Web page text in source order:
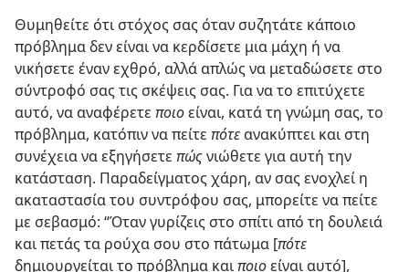
Θυμηθείτε ότι στόχος σας όταν συζητάτε κάποιο
πρόβλημα δεν είναι να κερδίσετε μια μάχη ή να
νικήσετε έναν εχθρό, αλλά απλώς να μεταδώσετε στο
σύντροφό σας τις σκέψεις σας. Για να το επιτύχετε
αυτό, να αναφέρετε ποιοείναι, κατά τη γνώμη σας, το
πρόβλημα, κατόπιν να πείτε πότεανακύπτει και στη
συνέχεια να εξηγήσετε πώςνιώθετε για αυτή την
κατάσταση. Παραδείγματος χάρη, αν σας ενοχλεί η
ακαταστασία του συντρόφου σας, μπορείτε να πείτε
με σεβασμό: “Όταν γυρίζεις στο σπίτι από τη δουλειά
και πετάς τα ρούχα σου στο πάτωμα [πότε
δημιουργείται το πρόβλημα καιποιοείναι αυτό],